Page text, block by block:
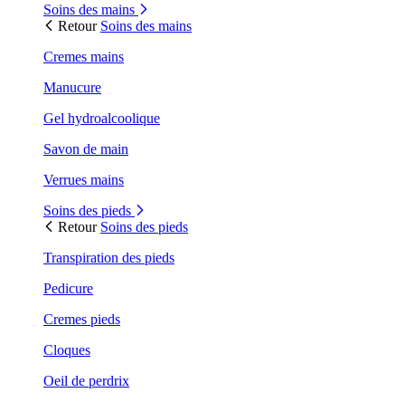
Soins des mains
Retour Soins des mains
Cremes mains
Manucure
Gel hydroalcoolique
Savon de main
Verrues mains
Soins des pieds
Retour Soins des pieds
Transpiration des pieds
Pedicure
Cremes pieds
Cloques
Oeil de perdrix